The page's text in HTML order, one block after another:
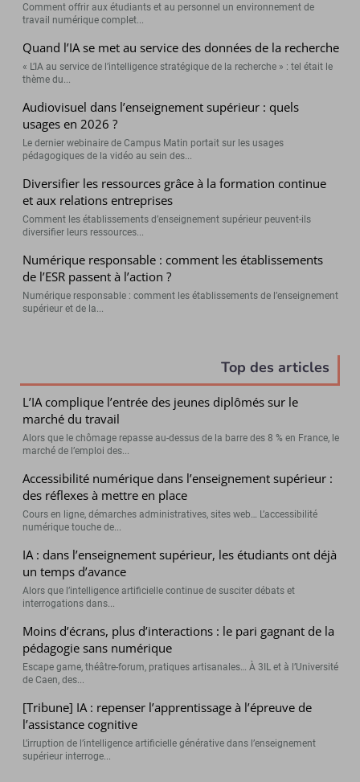
Comment offrir aux étudiants et au personnel un environnement de
travail numérique complet...
Quand l’IA se met au service des données de la recherche
« L’IA au service de l’intelligence stratégique de la recherche » : tel était le
thème du...
Audiovisuel dans l’enseignement supérieur : quels
usages en 2026 ?
Le dernier webinaire de Campus Matin portait sur les usages
pédagogiques de la vidéo au sein des...
Diversifier les ressources grâce à la formation continue
et aux relations entreprises
Comment les établissements d’enseignement supérieur peuvent-ils
diversifier leurs ressources...
Numérique responsable : comment les établissements
de l’ESR passent à l’action ?
Numérique responsable : comment les établissements de l’enseignement
supérieur et de la...
Top des articles
L’IA complique l’entrée des jeunes diplômés sur le
marché du travail
Alors que le chômage repasse au-dessus de la barre des 8 % en France, le
marché de l’emploi des...
Accessibilité numérique dans l’enseignement supérieur :
des réflexes à mettre en place
Cours en ligne, démarches administratives, sites web… L’accessibilité
numérique touche de...
IA : dans l’enseignement supérieur, les étudiants ont déjà
un temps d’avance
Alors que l’intelligence artificielle continue de susciter débats et
interrogations dans...
Moins d’écrans, plus d’interactions : le pari gagnant de la
pédagogie sans numérique
Escape game, théâtre-forum, pratiques artisanales… À 3IL et à l’Université
de Caen, des...
[Tribune] IA : repenser l’apprentissage à l’épreuve de
l’assistance cognitive
L’irruption de l’intelligence artificielle générative dans l’enseignement
supérieur interroge...